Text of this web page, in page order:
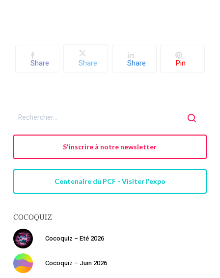
Share Share Share Pin
S'inscrire à notre newsletter
Centenaire du PCF - Visiter l'expo
COCOQUIZ
Cocoquiz – Eté 2026
Cocoquiz – Juin 2026